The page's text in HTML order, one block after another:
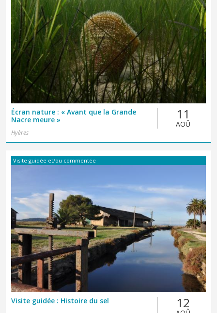
Écran nature : « Avant que la Grande
Nacre meure »
11
AOÛ
Hyères
Visite guidée et/ou commentée
Visite guidée : Histoire du sel 12